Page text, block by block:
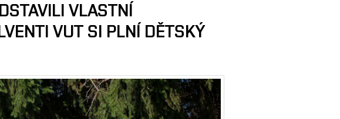
VLASTNÍ
VUT SI PLNÍ DĚTSKÝ